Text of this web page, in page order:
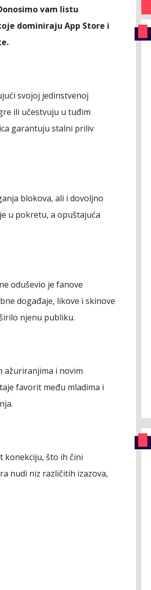
vam listu
dominiraju App Store i
svojoj jedinstvenoj
ili učestvuju u tuđim
garantuju stalni priliv
blokova, ali i dovoljno
u pokretu, a opuštajuća
oduševio je fanove
događaje, likove i skinove
njenu publiku.
ažuriranjima i novim
favorit među mladima i
konekciju, što ih čini
nudi niz različitih izazova,